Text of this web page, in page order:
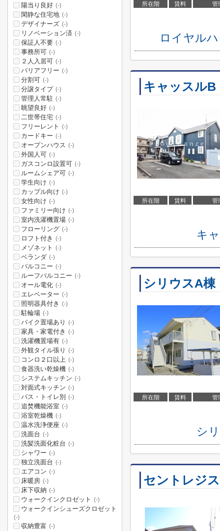
所在階 賃料 管
ロイヤル
キャッスルB
所在階 賃料 管
キ
シリウスA棟
所在階 賃料 管
シ
セントレジ
陽当り良好 (-)
閑静な住宅地 (-)
デザイナーズ (-)
リノベーション済 (-)
保証人不要 (-)
事務所可 (-)
２人入居可 (-)
バリアフリー (-)
分割可 (-)
分譲タイプ (-)
管理人常駐 (-)
眺望良好 (-)
二世帯住宅 (-)
フリーレント (-)
カードキー (-)
オープンハウス (-)
外国人可 (-)
ガスコンロ設置可 (-)
ルームシェア可 (-)
学生向け (-)
カップル向け (-)
女性向け (-)
ファミリー向け (-)
室内洗濯機置場 (-)
フローリング (-)
ロフト付き (-)
メゾネット (-)
ベランダ (-)
バルコニー (-)
ルーフバルコニー (-)
オール電化 (-)
エレベーター (-)
照明器具付き (-)
駐輪場 (-)
バイク置場あり (-)
家具・家電付き (-)
洗濯機置場有 (-)
外観タイル張り (-)
コンロ２口以上 (-)
食器洗い乾燥機 (-)
システムキッチン (-)
対面式キッチン (-)
バス・トイレ別 (-)
追焚機能浴室 (-)
浴室乾燥機 (-)
温水洗浄便座 (-)
洗面台 (-)
洗髪洗面化粧台 (-)
シャワー (-)
独立洗面台 (-)
エアコン (-)
床暖房 (-)
床下収納 (-)
ウォークインクロゼット (-)
ウォークインシューズクロゼット
(-)
収納豊富 (-)